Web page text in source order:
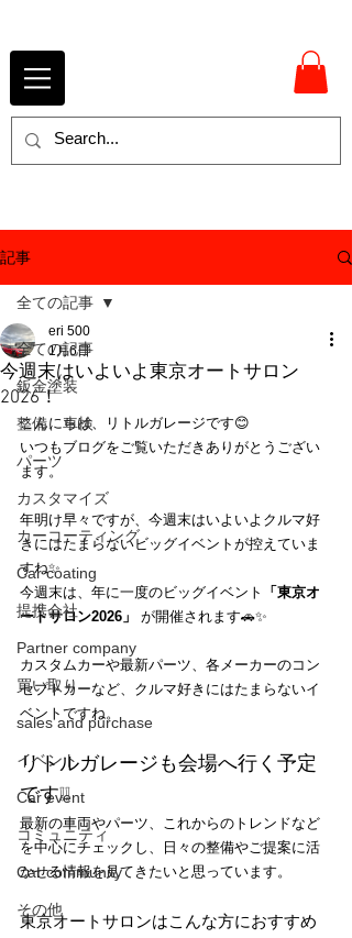
記事
全ての記事
鈑金塗装
整備、車検
パーツ
カスタマイズ
カーコーティング
Car coating
提携会社
Partner company
買い取り
sales and purchase
イベント
Car event
コミュニティ
Car community
その他
全ての記事
今週末はいよいよ東京オートサロン
2026！
eri 500
1月6日
こんにちは、リトルガレージです😊
いつもブログをご覧いただきありがとうござい
ます。
年明け早々ですが、今週末はいよいよクルマ好
きにはたまらないビッグイベントが控えていま
すね✨
今週末は、年に一度のビッグイベント
「東京オ
ートサロン2026」
が開催されます🚗✨
カスタムカーや最新パーツ、各メーカーのコン
セプトカーなど、クルマ好きにはたまらないイ
ベントですね。
リトルガレージも会場へ行く予定
です❕❕
最新の車両やパーツ、これからのトレンドなど
を中心にチェックし、日々の整備やご提案に活
かせる情報を見てきたいと思っています。
東京オートサロンはこんな方におすすめ